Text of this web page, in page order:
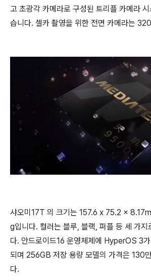
고 초광각 카메라로 구성된 트리플 카메라
습니다. 셀카 촬영을 위한 전면 카메라는
샤오미17T 의 크기는 157.6 x 75.2 x
g입니다. 컬러는 블루, 블랙, 퍼플 등 세 가지
다. 안드로이드16 운영체제에 HyperOS 3
되며 256GB 저장 용량 모델의 ​​가격은 130
다.